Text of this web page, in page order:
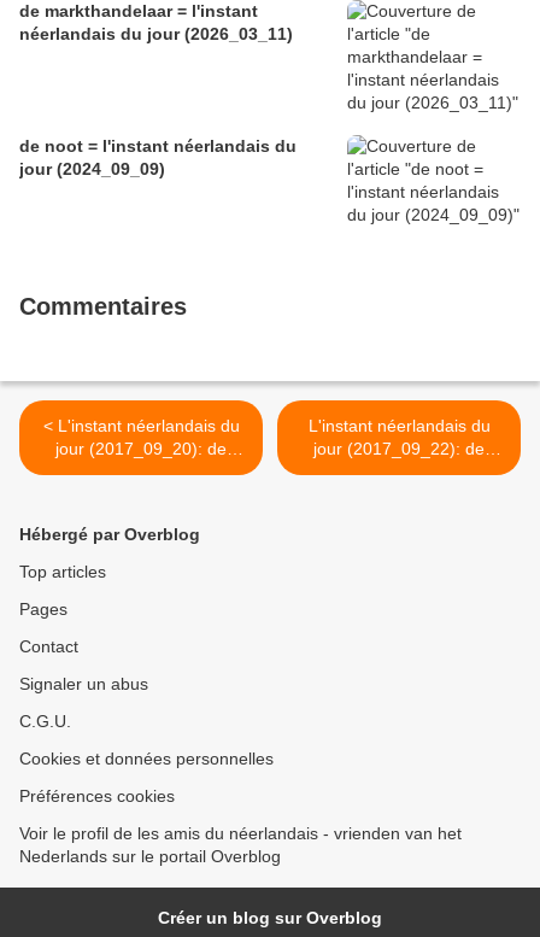
de markthandelaar = l'instant
néerlandais du jour (2026_03_11)
de noot = l'instant néerlandais du
jour (2024_09_09)
Commentaires
< L'instant néerlandais du
jour (2017_09_20): de
Troonrede
L'instant néerlandais du
jour (2017_09_22): de
Miljoenennota >
Hébergé par Overblog
Top articles
Pages
Contact
Signaler un abus
C.G.U.
Cookies et données personnelles
Préférences cookies
Voir le profil de les amis du néerlandais - vrienden van het
Nederlands sur le portail Overblog
Créer un blog sur Overblog